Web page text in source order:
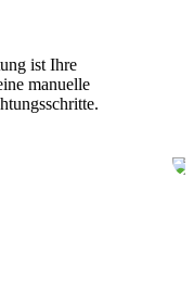
ist Ihre
manuelle